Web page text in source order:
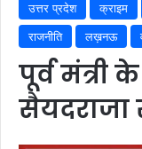
उत्तर प्रदेश क्राइम
राजनीति
लख़नऊ
पूर्व मंत्री
सैयदराजा